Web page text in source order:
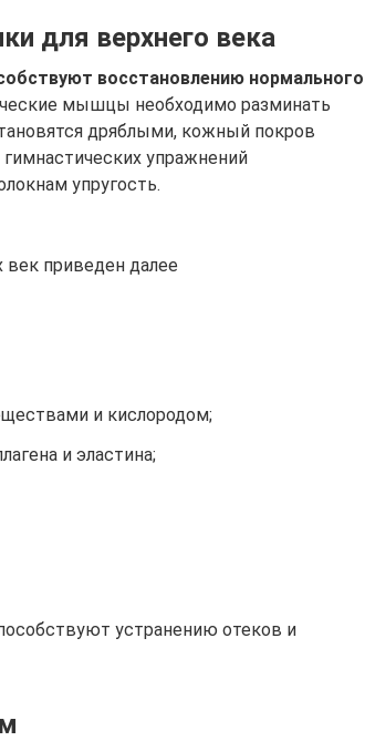
для верхнего века
восстановлению нормального
мышцы необходимо разминать
дряблыми, кожный покров
упражнений
упругость.
век приведен далее
и кислородом;
и эластина;
устранению отеков и